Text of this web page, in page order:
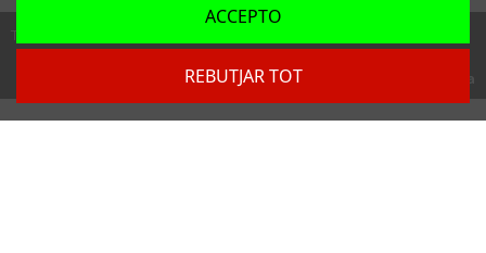
Tots els drets reservats ©
Dev. by Digital Agency Barcelona
REBUTJAR TOT
ACCEPTO